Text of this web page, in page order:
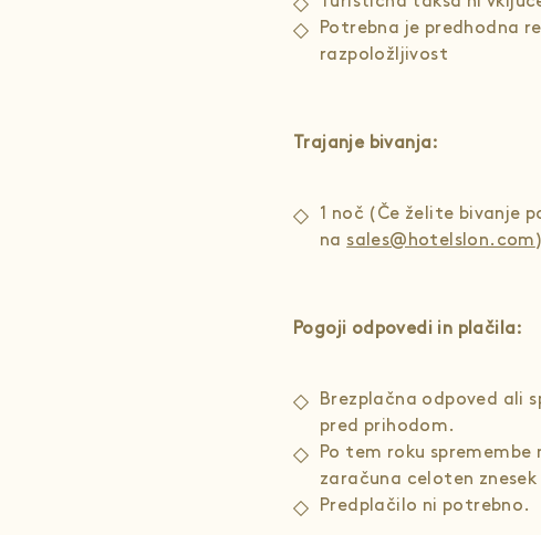
Potrebna je predhodna
razpoložljivost
Trajanje bivanja:
1 noč (Če želite bivanje
na sales@hotelslon.com
Pogoji odpovedi in plačila:
Brezplačna odpoved ali
pred prihodom.
Po tem roku
zaračuna celoten
Predplačilo ni potrebno.